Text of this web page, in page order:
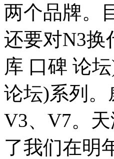
两个品牌。
还要对N3换
库 口碑 论坛)
论坛)系列
V3、V7。
了我们在明